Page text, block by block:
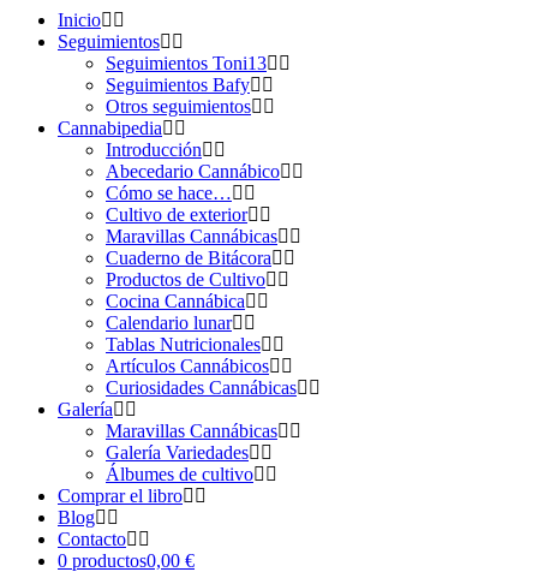
Inicio
Seguimientos
Seguimientos Toni13
Seguimientos Bafy
Otros seguimientos
Cannabipedia
Introducción
Abecedario Cannábico
Cómo se hace…
Cultivo de exterior
Maravillas Cannábicas
Cuaderno de Bitácora
Productos de Cultivo
Cocina Cannábica
Calendario lunar
Tablas Nutricionales
Artículos Cannábicos
Curiosidades Cannábicas
Galería
Maravillas Cannábicas
Galería Variedades
Álbumes de cultivo
Comprar el libro
Blog
Contacto
0 productos0,00 €